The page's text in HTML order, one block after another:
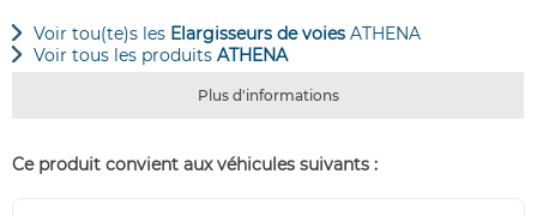
Voir tou(te)s les Elargisseurs de voies ATHENA
Voir tous les produits ATHENA
Plus d'informations
Ce produit convient aux véhicules suivants :